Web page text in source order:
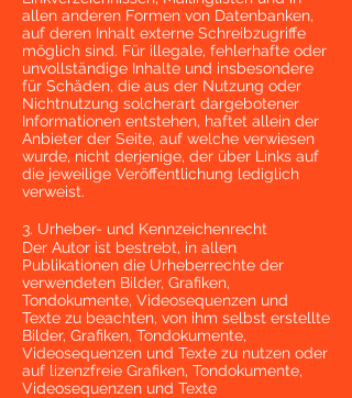
allen anderen Formen von Datenbanken,
auf deren Inhalt externe Schreibzugriffe
möglich sind. Für illegale, fehlerhafte oder
unvollständige Inhalte und insbesondere
für Schäden, die aus der Nutzung oder
Nichtnutzung solcherart dargebotener
Informationen entstehen, haftet allein der
Anbieter der Seite, auf welche verwiesen
wurde, nicht derjenige, der über Links auf
die jeweilige Veröffentlichung lediglich
verweist.
3. Urheber- und Kennzeichenrecht
Der Autor ist bestrebt, in allen
Publikationen die Urheberrechte der
verwendeten Bilder, Grafiken,
Tondokumente, Videosequenzen und
Texte zu beachten, von ihm selbst erstellte
Bilder, Grafiken, Tondokumente,
Videosequenzen und Texte zu nutzen oder
auf lizenzfreie Grafiken, Tondokumente,
Videosequenzen und Texte